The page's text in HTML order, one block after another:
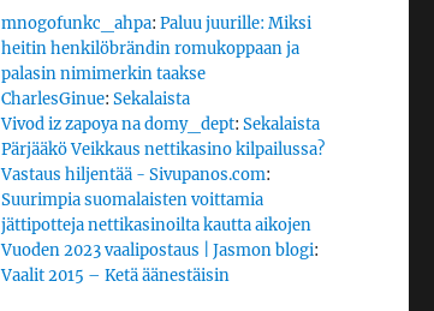
mnogofunkc_ahpa:Paluu juurille: Miksi
heitin henkilöbrändin romukoppaan ja
palasin nimimerkin taakse
CharlesGinue:Sekalaista
Vivod iz zapoya na domy_dept:Sekalaista
Pärjääkö Veikkaus nettikasino kilpailussa?
Vastaus hiljentää - Sivupanos.com:
Suurimpia suomalaisten voittamia
jättipotteja nettikasinoilta kautta aikojen
Vuoden 2023 vaalipostaus | Jasmon blogi:
Vaalit 2015 – Ketä äänestäisin